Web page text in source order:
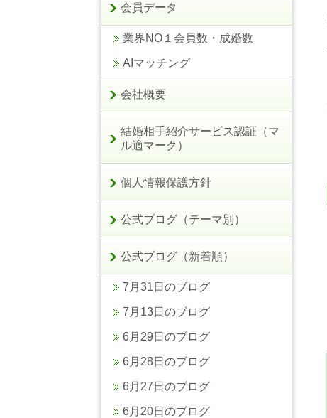
会員データ
業界NO１会員数・成婚数
AIマッチング
会社概要
結婚相手紹介サービス認証（マ
ル適マーク）
個人情報保護方針
公式ブログ（テーマ別）
公式ブログ（新着順）
7月31日のブログ
7月13日のブログ
6月29日のブログ
6月28日のブログ
6月27日のブログ
6月20日のブログ